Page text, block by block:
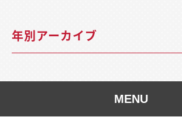
年別アーカイブ
MENU